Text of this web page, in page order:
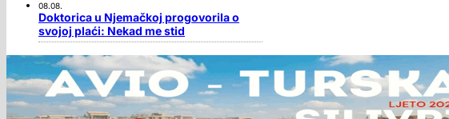
08.08.
Doktorica u Njemačkoj progovorila o
svojoj plaći: Nekad me stid